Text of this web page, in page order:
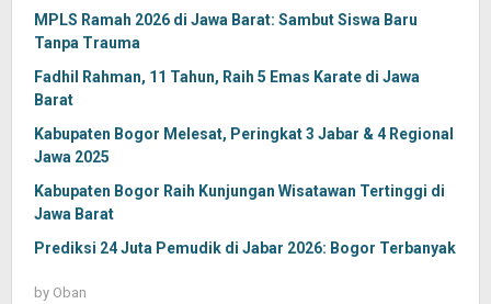
MPLS Ramah 2026 di Jawa Barat: Sambut Siswa Baru
Tanpa Trauma
Fadhil Rahman, 11 Tahun, Raih 5 Emas Karate di Jawa
Barat
Kabupaten Bogor Melesat, Peringkat 3 Jabar & 4 Regional
Jawa 2025
Kabupaten Bogor Raih Kunjungan Wisatawan Tertinggi di
Jawa Barat
Prediksi 24 Juta Pemudik di Jabar 2026: Bogor Terbanyak
by Oban